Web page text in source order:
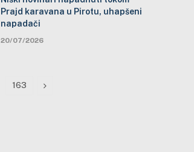
Prajd karavana u Pirotu, uhapšeni
napadači
20/07/2026
163 Next